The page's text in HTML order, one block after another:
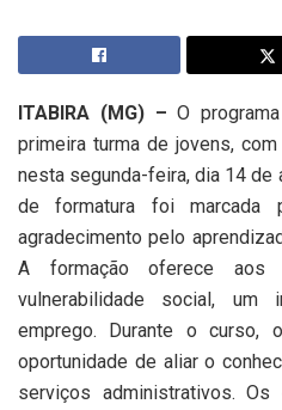
ITABIRA (MG) – O
primeira turma de jovens,
nesta segunda-feira, dia 14 de
de formatura foi marcada
agradecimento pelo
A formação oferece aos
vulnerabilidade social, um
emprego. Durante o curso,
oportunidade de aliar o
serviços administrativos. Os